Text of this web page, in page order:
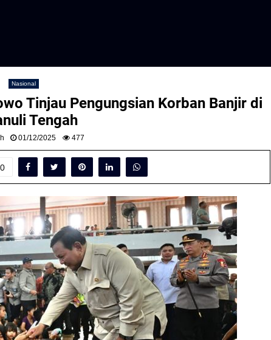
Nasional
Tinjau Pengungsian Korban Banjir di
Tengah
01/12/2025 477
0